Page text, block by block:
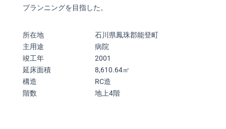
プランニングを目指した。
所在地
石川県鳳珠郡能登町
主用途
病院
竣工年
2001
延床面積
8,610.64㎡
構造
RC造
階数
地上4階